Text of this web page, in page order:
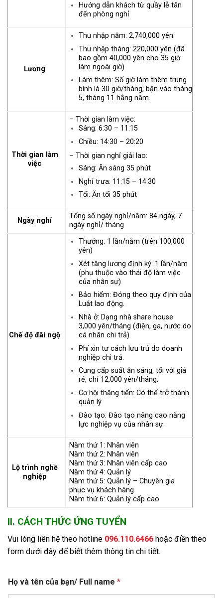
Hướng dẫn khách từ quầy lễ tân
đến phòng nghỉ
Lương
Thu nhập năm: 2,740,000 yên.
Thu nhập tháng: 220,000 yên (đã
bao gồm 40,000 yên cho 35 giờ
làm ngoài giờ)
Làm thêm: Số giờ làm thêm trung
bình là 30 giờ/tháng; bận vào tháng
5, tháng 11 hằng năm.
Thời gian làm
việc
– Thời gian làm việc:
Sáng: 6:30 – 11:15
Chiều: 14:30 – 20:20
– Thời gian nghỉ giải lao:
Sáng: Ăn sáng 35 phút
Nghỉ trưa: 11:15 – 14:30
Tối: Ăn tối 35 phút
Ngày nghỉ
Tổng số ngày nghỉ/năm: 84 ngày, 7
ngày nghỉ/ tháng
Chế độ đãi ngộ
Thưởng: 1 lần/năm (trên 100,000
yên)
Xét tăng lương định kỳ: 1 lần/năm
(phụ thuộc vào thái độ làm việc
của nhân sự)
Bảo hiểm: Đóng theo quy định của
Luật lao động.
Nhà ở: Dạng nhà share house
3,000 yên/tháng (điện, ga, nước do
cá nhân chi trả)
Phí xin tư cách lưu trú do doanh
nghiệp chi trả.
Cung cấp suất ăn sáng, tối với giá
rẻ, chỉ 12,000 yên/tháng.
Cơ hội thăng tiến: Có thể trở thành
quản lý
Đào tạo: Đào tạo nâng cao năng
lực nghiệp vụ của nhân sự.
Lộ trình nghề
nghiệp
Năm thứ 1: Nhân viên
Năm thứ 2: Nhân viên
Năm thứ 3: Nhân viên cấp cao
Năm thứ 4: Quản lý
Năm thứ 5: Quản lý – Chuyên gia
phục vụ khách hàng
Năm thứ 6: Quản lý cấp cao
II. CÁCH THỨC ỨNG TUYỂN
Vui lòng liên hệ theo hotline 096.110.6466 hoặc điền theo
form dưới đây để biết thêm thông tin chi tiết.
Họ và tên của bạn/ Full name *